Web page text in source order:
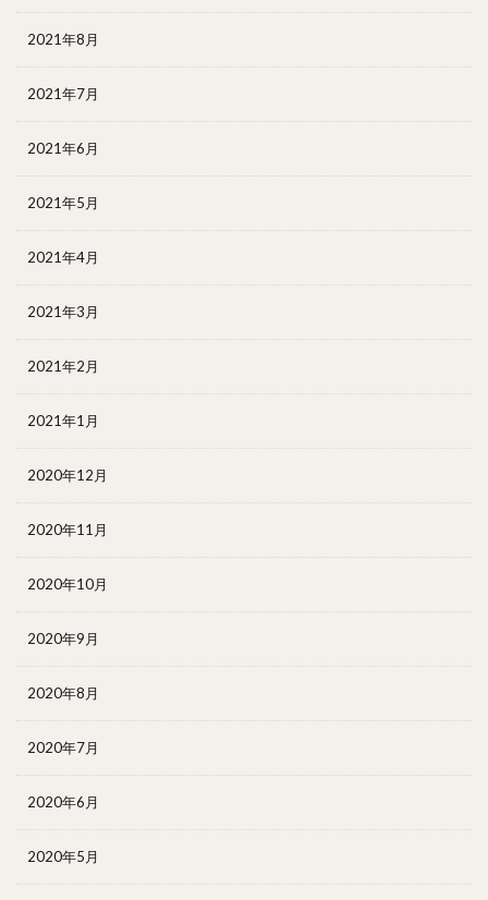
2021年8月
2021年7月
2021年6月
2021年5月
2021年4月
2021年3月
2021年2月
2021年1月
2020年12月
2020年11月
2020年10月
2020年9月
2020年8月
2020年7月
2020年6月
2020年5月